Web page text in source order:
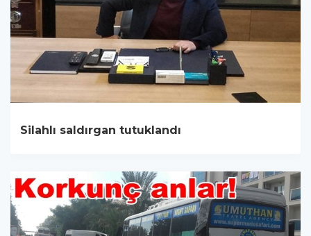
Silahlı saldırgan tutuklandı